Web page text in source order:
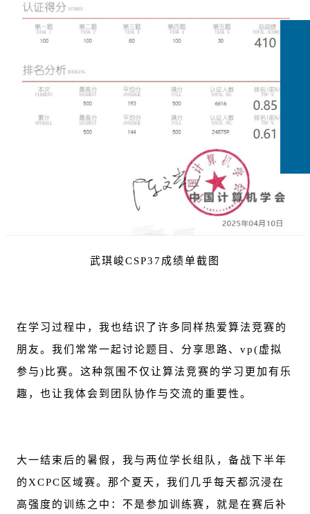
武琪峻CSP37成绩单截图
在学习过程中，我也结识了许多同样热爱算法竞赛的
朋友。我们常常一起讨论题目、分享思路、vp(虚拟
参与)比赛。这种氛围不仅让算法竞赛的学习更加有乐
趣，也让我体会到团队协作与交流的重要性。
大一结束后的暑假，我与两位学长组队，备战下半年
的XCPC区域赛。那个夏天，我们几乎每天都沉浸在
高强度的训练之中：不是参加训练赛，就是在赛后补